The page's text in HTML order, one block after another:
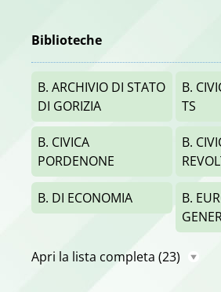
Biblioteche
B. ARCHIVIO DI STATO
DI GORIZIA
B.
TS
B. CIVICA
PORDENONE
B.
B. DI ECONOMIA
B.
Apri la lista completa (23)